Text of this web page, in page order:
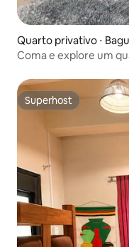
Quarto privativo ⋅
Coma e explore um
Superhost
Superhost